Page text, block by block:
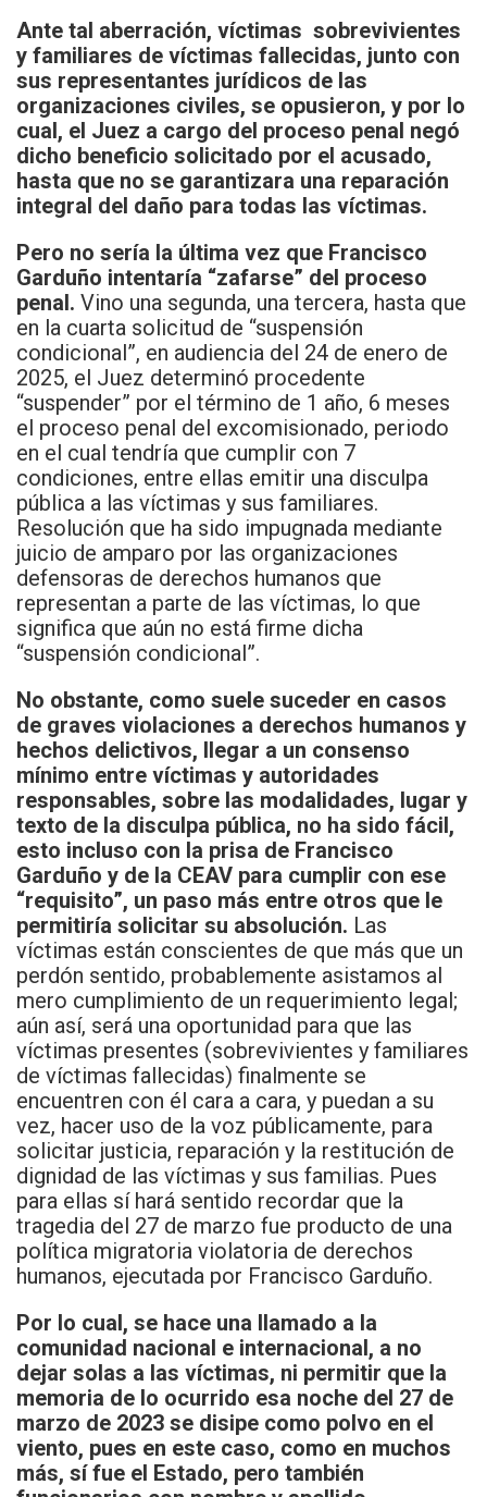
Ante tal aberración, víctimas sobrevivientes
y familiares de víctimas fallecidas, junto con
sus representantes jurídicos de las
organizaciones civiles, se opusieron, y por lo
cual, el Juez a cargo del proceso penal negó
dicho beneficio solicitado por el acusado,
hasta que no se garantizara una reparación
integral del daño para todas las víctimas.
Pero no sería la última vez que Francisco
Garduño intentaría “zafarse” del proceso
penal. Vino una segunda, una tercera, hasta que
en la cuarta solicitud de “suspensión
condicional”, en audiencia del 24 de enero de
2025, el Juez determinó procedente
“suspender” por el término de 1 año, 6 meses
el proceso penal del excomisionado, periodo
en el cual tendría que cumplir con 7
condiciones, entre ellas emitir una disculpa
pública a las víctimas y sus familiares.
Resolución que ha sido impugnada mediante
juicio de amparo por las organizaciones
defensoras de derechos humanos que
representan a parte de las víctimas, lo que
significa que aún no está firme dicha
“suspensión condicional”.
No obstante, como suele suceder en casos
de graves violaciones a derechos humanos y
hechos delictivos, llegar a un consenso
mínimo entre víctimas y autoridades
responsables, sobre las modalidades, lugar y
texto de la disculpa pública, no ha sido fácil,
esto incluso con la prisa de Francisco
Garduño y de la CEAV para cumplir con ese
“requisito”, un paso más entre otros que le
permitiría solicitar su absolución. Las
víctimas están conscientes de que más que un
perdón sentido, probablemente asistamos al
mero cumplimiento de un requerimiento legal;
aún así, será una oportunidad para que las
víctimas presentes (sobrevivientes y familiares
de víctimas fallecidas) finalmente se
encuentren con él cara a cara, y puedan a su
vez, hacer uso de la voz públicamente, para
solicitar justicia, reparación y la restitución de
dignidad de las víctimas y sus familias. Pues
para ellas sí hará sentido recordar que la
tragedia del 27 de marzo fue producto de una
política migratoria violatoria de derechos
humanos, ejecutada por Francisco Garduño.
Por lo cual, se hace una llamado a la
comunidad nacional e internacional, a no
dejar solas a las víctimas, ni permitir que la
memoria de lo ocurrido esa noche del 27 de
marzo de 2023 se disipe como polvo en el
viento, pues en este caso, como en muchos
más, sí fue el Estado, pero también